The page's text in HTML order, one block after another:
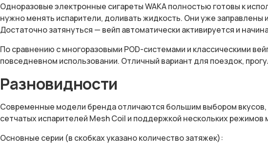
Одноразовые электронные сигареты WAKA полностью готовы к
нужно менять испарители, доливать жидкость. Они уже
Достаточно затянуться — вейп автоматически активируется и
По сравнению с многоразовыми POD-системами и классическими
повседневном использовании. Отличный вариант для поездок,
Разновидности
Современные модели бренда отличаются большим выбором
сетчатых испарителей Mesh Coil и поддержкой нескольких
Основные серии (в скобках указано количество затяжек):